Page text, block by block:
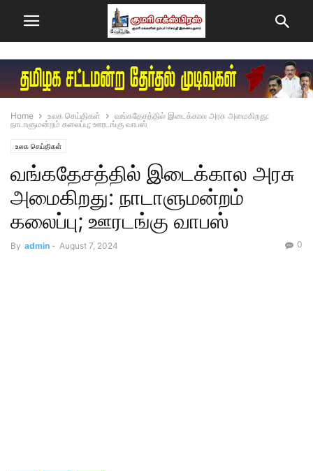
Home உலக செய்திகள்
வங்கதேசத்தில் இடைக்கால அரசு அமைகிறது:
நாடாளுமன்றம் கலைப்பு; ஊரடங்கு வாபஸ்
உலக செய்திகள்
வங்கதேசத்தில் இடைக்கால அரசு
அமைகிறது: நாடாளுமன்றம்
கலைப்பு; ஊரடங்கு வாபஸ்
By admin - August 7, 2024 0